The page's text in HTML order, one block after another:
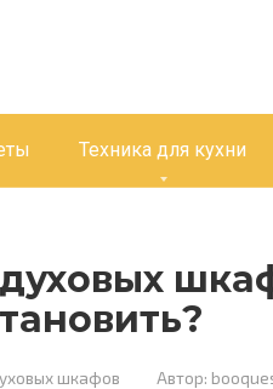
Техника для кухни
шкафов Автор: